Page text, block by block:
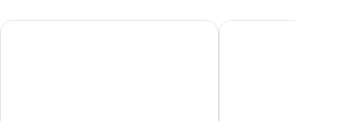
Van Der Valk Hotel Mons Congres Mah Hotel